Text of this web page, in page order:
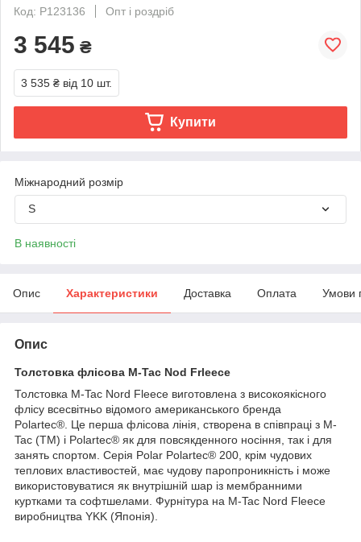
Код: P123136
Опт і роздріб
3 545 ₴
3 535 ₴ від 10 шт.
Купити
Міжнародний розмір
S
В наявності
Опис Характеристики Доставка Оплата Умови
Опис
Толстовка флісова M-Tac Nod Frleece
Толстовка M-Tac Nord Fleece виготовлена з високоякісного
флісу всесвітньо відомого американського бренда
Polartec®. Це перша флісова лінія, створена в співпраці з M-
Tac (TM) і Polartec® як для повсякденного носіння, так і для
занять спортом. Серія Polar Polartec® 200, крім чудових
теплових властивостей, має чудову паропроникність і може
використовуватися як внутрішній шар із мембранними
куртками та софтшелами. Фурнітура на M-Tac Nord Fleece
виробництва YKK (Японія).